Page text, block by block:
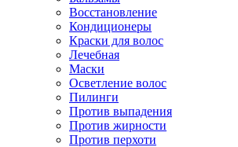
Восстановление
Кондиционеры
Краски для волос
Лечебная
Маски
Осветление волос
Пилинги
Против выпадения
Против жирности
Против перхоти